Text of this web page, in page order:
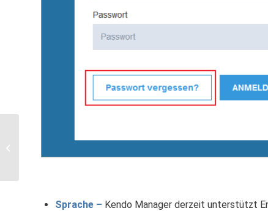
Sprache – Kendo Manager derzeit unterstützt
6. Kendo Manager grundlegende